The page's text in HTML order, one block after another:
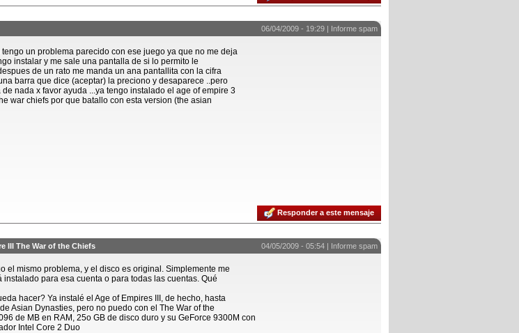
06/04/2009 - 19:29 | Informe spam
tengo un problema parecido con ese juego ya que no me deja
instalar y me sale una pantalla de si lo permito le
de un rato me manda un ana pantallita con la cifra
barra que dice (aceptar) la preciono y desaparece ..pero
nada x favor ayuda ...ya tengo instalado el age of empire 3
war chiefs por que batallo con esta version (the asian
Responder a este mensaje
III The War of the Chiefs 04/05/2009 - 05:54 | Informe spam
el mismo problema, y el disco es original. Simplemente me
instalado para esa cuenta o para todas las cuentas. Qué
hacer? Ya instalé el Age of Empires III, de hecho, hasta
Asian Dynasties, pero no puedo con el The War of the
de MB en RAM, 25o GB de disco duro y su GeForce 9300M con
Intel Core 2 Duo